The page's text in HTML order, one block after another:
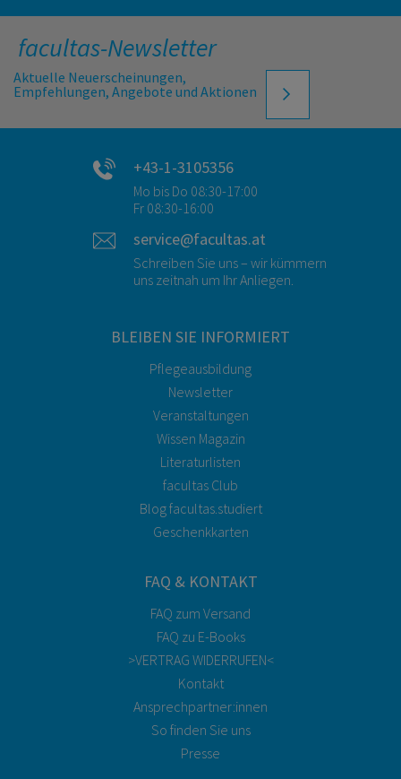
facultas-Newsletter
Aktuelle Neuerscheinungen,
Empfehlungen, Angebote und Aktionen
+43-1-3105356
Mo bis Do 08:30-17:00
Fr 08:30-16:00
service@facultas.at
Schreiben Sie uns – wir kümmern
uns zeitnah um Ihr Anliegen.
BLEIBEN SIE INFORMIERT
Pflegeausbildung
Newsletter
Veranstaltungen
Wissen Magazin
Literaturlisten
facultas Club
Blog facultas.studiert
Geschenkkarten
FAQ & KONTAKT
FAQ zum Versand
FAQ zu E-Books
>VERTRAG WIDERRUFEN<
Kontakt
Ansprechpartner:innen
So finden Sie uns
Presse